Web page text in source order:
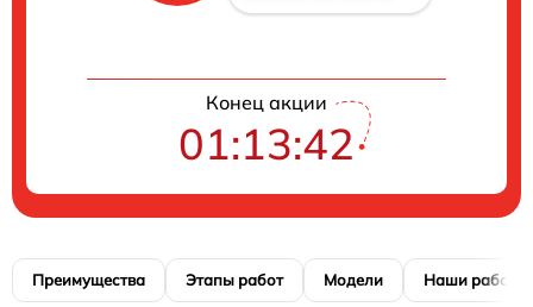
Конец акции
01:13:41
Преимущества Этапы работ Модели Наши работы